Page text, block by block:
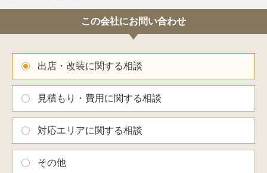
この会社にお問い合わせ
出店・改装に関する相談
見積もり・費用に関する相談
対応エリアに関する相談
その他